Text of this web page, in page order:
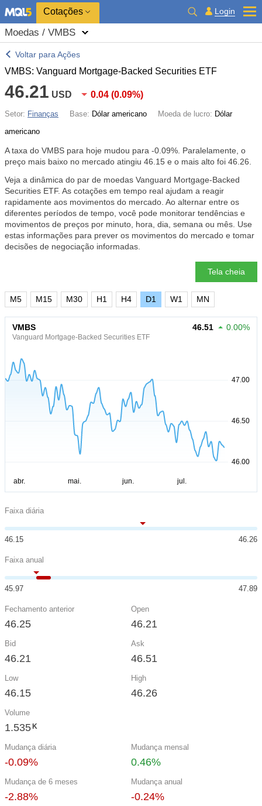
Cotações Login
Moedas / VMBS
Voltar para Ações
VMBS: Vanguard Mortgage-Backed Securities ETF
46.21 USD 0.04 (0.09%)
Setor: Finanças Base: Dólar americano Moeda de lucro: Dólar
americano
A taxa do VMBS para hoje mudou para -0.09% . Paralelamente, o
preço mais baixo no mercado atingiu 46.15 e o mais alto foi 46.26.
Veja a dinâmica do par de moedas Vanguard Mortgage-Backed
Securities ETF. As cotações em tempo real ajudam a reagir
rapidamente aos movimentos do mercado. Ao alternar entre os
diferentes períodos de tempo, você pode monitorar tendências e
movimentos de preços por minuto, hora, dia, semana ou mês. Use
estas informações para prever os movimentos do mercado e tomar
decisões de negociação informadas.
Tela cheia
M5 M15 M30 H1 H4 D1 W1 MN
VMBS
Vanguard Mortgage-Backed Securities ETF
46.51 0.00%
Faixa diária
46.15 46.26
Faixa anual
45.97 47.89
Fechamento anterior
46.25
Open
46.21
Bid
46.21
Ask
46.51
Low
46.15
High
46.26
Volume
1.535 K
Mudança diária
-0.09%
Mudança mensal
0.46%
Mudança de 6 meses
-2.88%
Mudança anual
-0.24%